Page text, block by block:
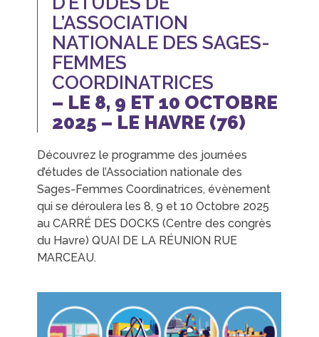
L’ASSOCIATION
NATIONALE DES SAGES-
FEMMES
COORDINATRICES
– LE 8, 9 ET 10 OCTOBRE
2025 – LE HAVRE (76)
Découvrez le programme des journées
d’études de l’Association nationale des
Sages-Femmes Coordinatrices, évènement
qui se déroulera les 8, 9 et 10 Octobre 2025
au CARRÉ DES DOCKS (Centre des congrès
du Havre) QUAI DE LA RÉUNION RUE
MARCEAU.